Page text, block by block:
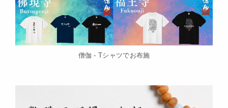
僧伽 - Tシャツでお布施